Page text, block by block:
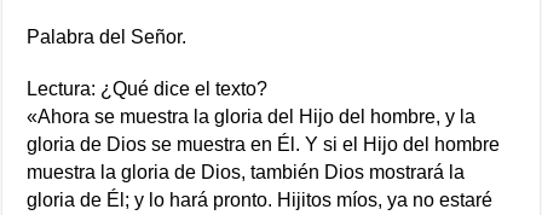
Palabra del Señor.
Lectura: ¿Qué dice el texto?
«Ahora se muestra la gloria del Hijo del hombre, y la
gloria de Dios se muestra en Él. Y si el Hijo del hombre
muestra la gloria de Dios, también Dios mostrará la
gloria de Él; y lo hará pronto. Hijitos míos, ya no estaré